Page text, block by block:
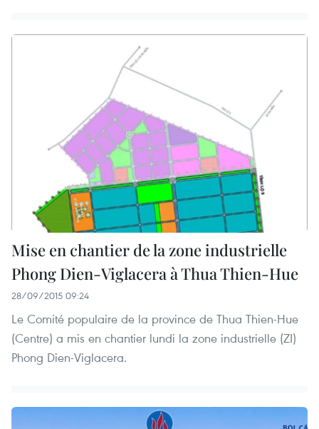
Mise en chantier de la zone industrielle
Phong Dien-Viglacera à Thua Thien-Hue
28/09/2015 09:24
Le Comité populaire de la province de Thua Thien-Hue
(Centre) a mis en chantier lundi la zone industrielle (ZI)
Phong Dien-Viglacera.